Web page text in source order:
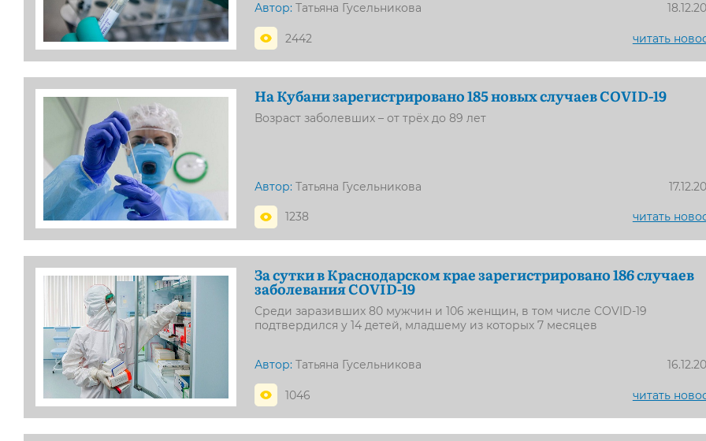
Автор: Татьяна Гусельникова
2442 читать
На Кубани зарегистрировано 185 новых случаев COVID-19
Возраст заболевших – от трёх до 89 лет
Автор: Татьяна Гусельникова
1238 читать
За сутки в Краснодарском крае зарегистрировано 186 случаев
заболевания COVID-19
Среди заразивших 80 мужчин и 106 женщин, в том числе COVID-19
подтвердился у 14 детей, младшему из которых 7 месяцев
Автор: Татьяна Гусельникова
1046 читать